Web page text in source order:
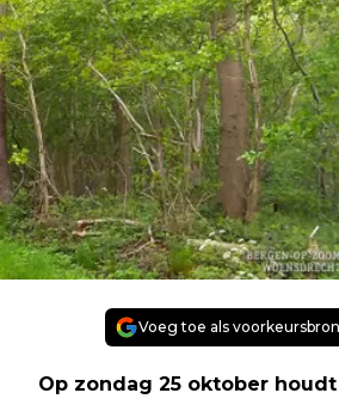
Voeg toe als
Op zondag 25 oktober houdt